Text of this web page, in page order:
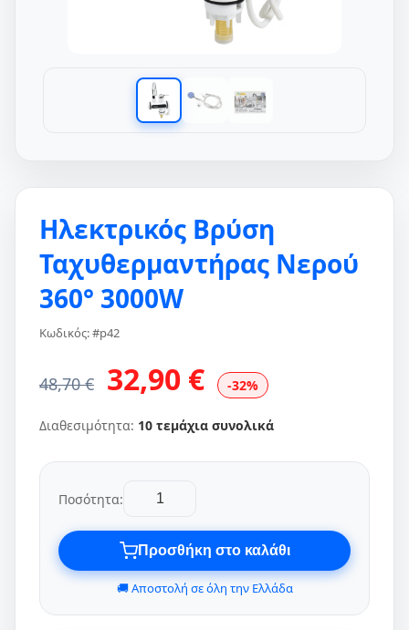
Ηλεκτρικός Βρύση
Ταχυθερμαντήρας Νερού
360° 3000W
Κωδικός: #p42
48,70 € 32,90 € -32%
Διαθεσιμότητα: 10 τεμάχια συνολικά
Ποσότητα:
Προσθήκη στο καλάθι
🚚 Αποστολή σε όλη την Ελλάδα